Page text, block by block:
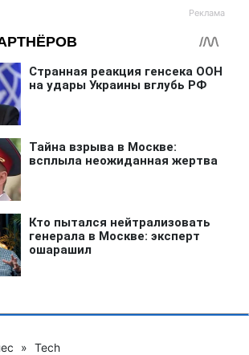
» Tech